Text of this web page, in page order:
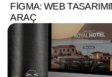
FIGMA: WEB
ARAÇ